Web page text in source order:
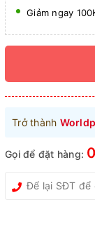
Giảm ngay
Trở thành
Gọi để đặt hàng: